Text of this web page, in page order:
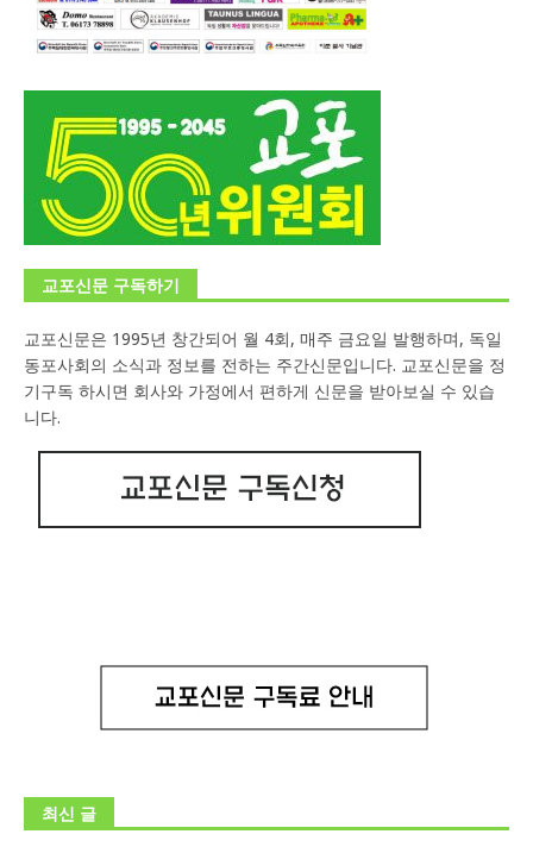
교포신문 구독하기
교포신문은 1995년 창간되어 월 4회, 매주 금요일 발행하며, 독일
동포사회의 소식과 정보를 전하는 주간신문입니다. 교포신문을 정
기구독 하시면 회사와 가정에서 편하게 신문을 받아보실 수 있습
니다.
최신 글